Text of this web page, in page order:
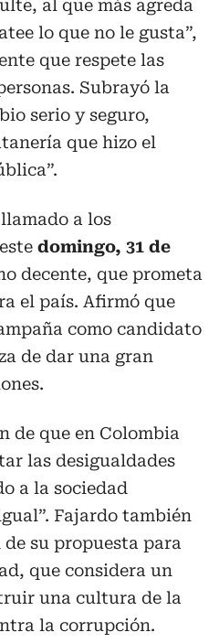
al que más agreda
lo que no le gusta”,
que respete las
Subrayó la
serio y seguro,
que hizo el
a los
domingo, 31 de
decente, que prometa
el país. Afirmó que
como candidato
de dar una gran
de que en Colombia
las desigualdades
a la sociedad
Fajardo también
su propuesta para
que considera un
una cultura de la
la corrupción.